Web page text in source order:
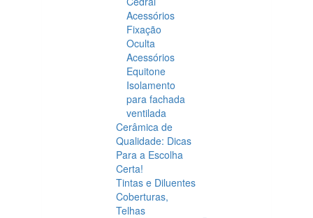
Acessórios
Fixação
Oculta
Acessórios
Equitone
Isolamento
para fachada
ventilada
Cerâmica de
Qualidade: Dicas
Para a Escolha
Certa!
Tintas e Diluentes
Coberturas,
Telhas